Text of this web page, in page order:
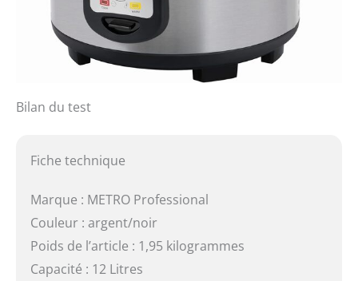
Bilan du test
Fiche technique
Marque : METRO Professional
Couleur : argent/noir
Poids de l’article : 1,95 kilogrammes
Capacité : 12 Litres